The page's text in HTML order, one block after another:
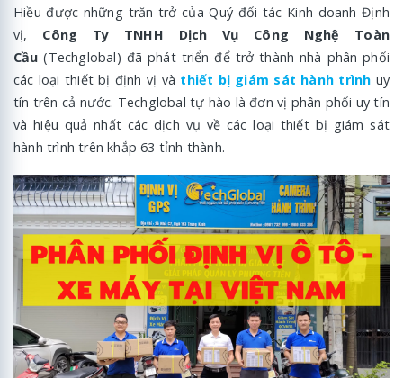
Hiều được những trăn trở của Quý đối tác Kinh doanh Định
vị, Công Ty TNHH Dịch Vụ Công Nghệ Toàn
Cầu (Techglobal) đã phát triển để trở thành nhà phân phối
các loại thiết bị định vị và thiết bị giám sát hành trình uy
tín trên cả nước. Techglobal tự hào là đơn vị phân phối uy tín
và hiệu quả nhất các dịch vụ về các loại thiết bị giám sát
hành trình trên khắp 63 tỉnh thành.